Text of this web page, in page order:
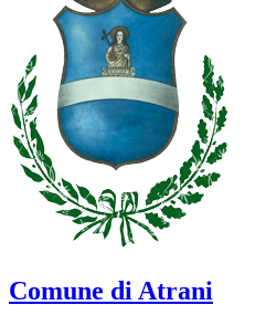
Comune di Atrani